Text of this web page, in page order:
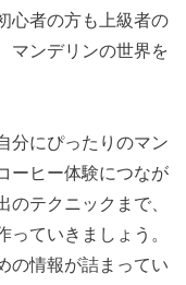
心者の方も上級者の
マンデリンの世界を
分にぴったりのマン
ーヒー体験につなが
のテクニックまで、
ていきましょう。
の情報が詰まってい